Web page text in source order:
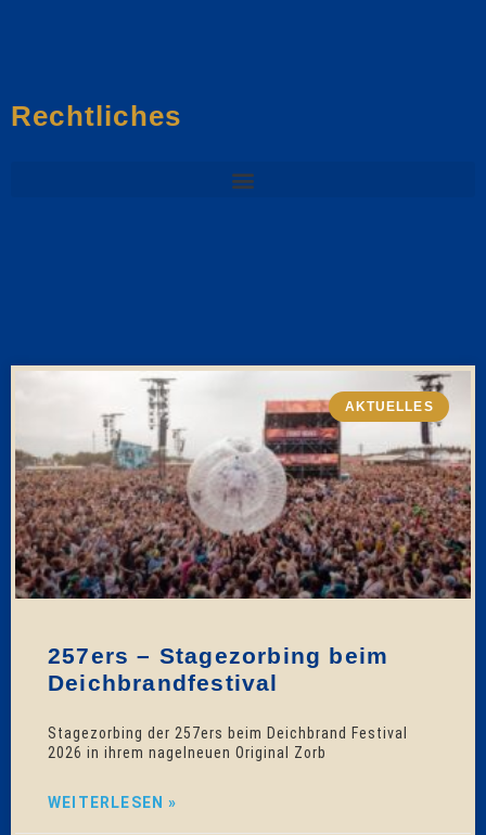
Rechtliches
AKTUELLES
257ers – Stagezorbing beim
Deichbrandfestival
Stagezorbing der 257ers beim Deichbrand Festival
2026 in ihrem nagelneuen Original Zorb
WEITERLESEN »